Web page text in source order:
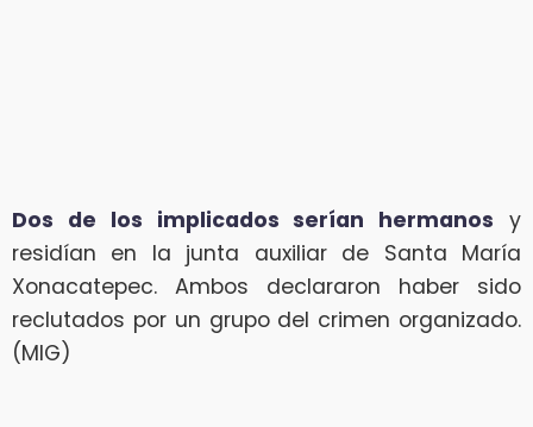
Dos de los implicados serían hermanos y
residían en la junta auxiliar de Santa María
Xonacatepec. Ambos declararon haber sido
reclutados por un grupo del crimen organizado.
(MIG)